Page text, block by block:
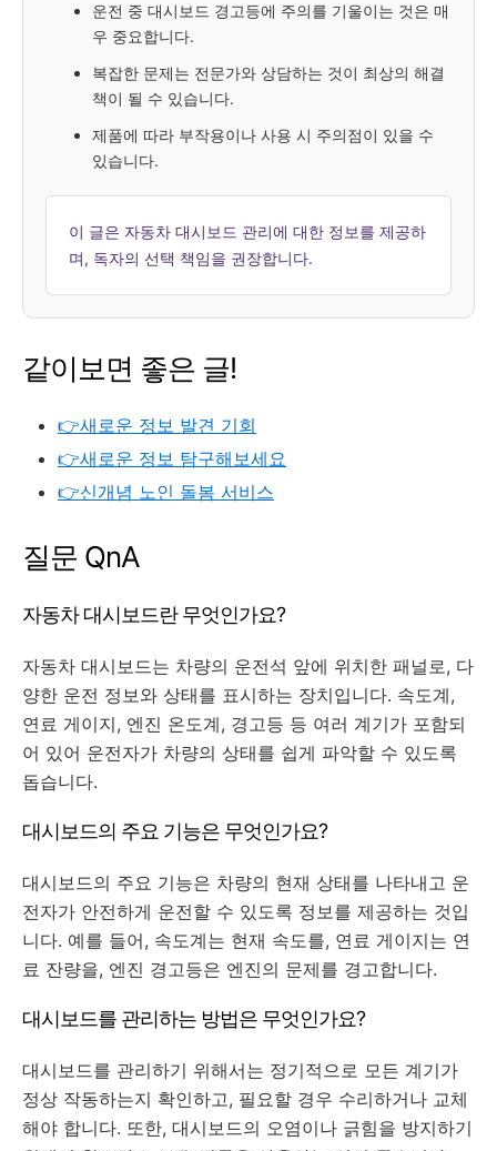
운전 중 대시보드 경고등에 주의를 기울이는 것은 매
우 중요합니다.
복잡한 문제는 전문가와 상담하는 것이 최상의 해결
책이 될 수 있습니다.
제품에 따라 부작용이나 사용 시 주의점이 있을 수
있습니다.
이 글은 자동차 대시보드 관리에 대한 정보를 제공하
며, 독자의 선택 책임을 권장합니다.
같이보면 좋은 글!
👉새로운 정보 발견 기회
👉새로운 정보 탐구해보세요
👉신개념 노인 돌봄 서비스
질문 QnA
자동차 대시보드란 무엇인가요?
자동차 대시보드는 차량의 운전석 앞에 위치한 패널로, 다
양한 운전 정보와 상태를 표시하는 장치입니다. 속도계,
연료 게이지, 엔진 온도계, 경고등 등 여러 계기가 포함되
어 있어 운전자가 차량의 상태를 쉽게 파악할 수 있도록
돕습니다.
대시보드의 주요 기능은 무엇인가요?
대시보드의 주요 기능은 차량의 현재 상태를 나타내고 운
전자가 안전하게 운전할 수 있도록 정보를 제공하는 것입
니다. 예를 들어, 속도계는 현재 속도를, 연료 게이지는 연
료 잔량을, 엔진 경고등은 엔진의 문제를 경고합니다.
대시보드를 관리하는 방법은 무엇인가요?
대시보드를 관리하기 위해서는 정기적으로 모든 계기가
정상 작동하는지 확인하고, 필요할 경우 수리하거나 교체
해야 합니다. 또한, 대시보드의 오염이나 긁힘을 방지하기